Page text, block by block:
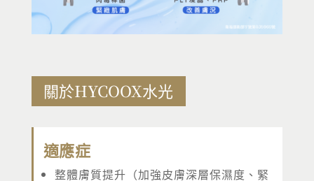
關於HYCOOX水光
適應症
整體膚質提升（加強皮膚深層保濕度、緊